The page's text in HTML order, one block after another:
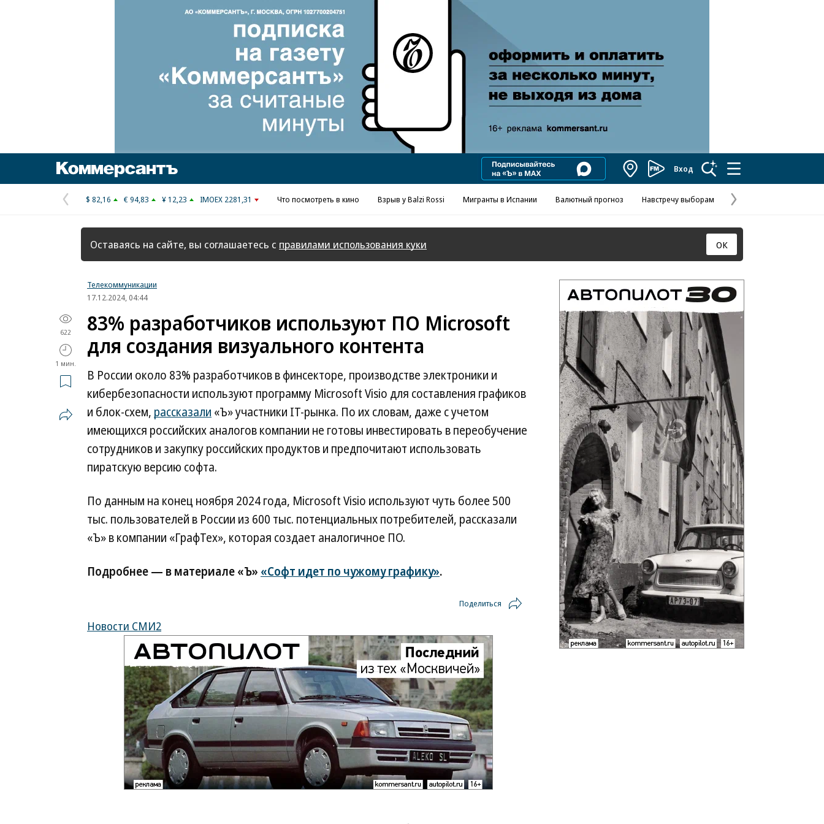
Реклама в «Ъ» www.kommersant.ru/ad
КоммерсантъВход
Предыдущая
страница
$ 82,16 € 94,83 ¥ 12,23 IMOEX 2281,31 Что посмотреть в кино Взрыв у Balzi Rossi Мигранты в Испании Валютный прогноз Навстречу выборам
Следующая
страница
Оставаясь на сайте, вы соглашаетесь с правилами использования куки ОК
Телекоммуникации
17.12.2024, 04:44
622
1 мин.
83% разработчиков используют ПО Microsoft
для создания визуального контента
В России около 83% разработчиков в финсекторе, производстве электроники и
кибербезопасности используют программу Microsoft Visio для составления графиков
и блок-схем, рассказали «Ъ» участники IT-рынка. По их словам, даже с учетом
имеющихся российских аналогов компании не готовы инвестировать в переобучение
сотрудников и закупку российских продуктов и предпочитают использовать
пиратскую версию софта.
По данным на конец ноября 2024 года, Microsoft Visio используют чуть более 500
тыс. пользователей в России из 600 тыс. потенциальных потребителей, рассказали
«Ъ» в компании «ГрафТех», которая создает аналогичное ПО.
Подробнее — в материале «Ъ» «Софт идет по чужому графику».
Поделиться
Новости СМИ2